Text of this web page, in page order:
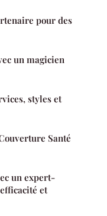
pour des
un magicien
styles et
Santé
un expert-
et